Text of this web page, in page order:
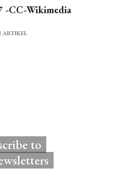
-CC-Wikimedia
ARTIKEL
to